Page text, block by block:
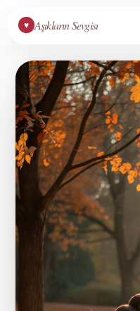
♥ Aşıkların Sevgisi